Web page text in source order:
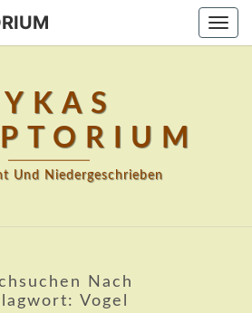
Und Niedergeschrieben
Nach
Vogel